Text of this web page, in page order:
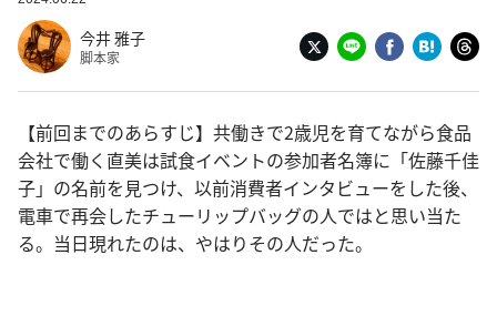
今井 雅子
脚本家
【前回までのあらすじ】共働きで2歳児を育てながら食品
会社で働く直美は試食イベントの参加者名簿に「佐藤千佳
子」の名前を見つけ、以前消費者インタビューをした後、
電車で再会したチューリップバッグの人ではと思い当た
る。当日現れたのは、やはりその人だった。